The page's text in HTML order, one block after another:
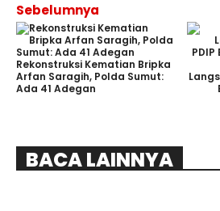
Sebelumnya
Rekonstruksi Kematian Bripka
Arfan Saragih, Polda Sumut:
Ada 41 Adegan
BACA LAINNYA